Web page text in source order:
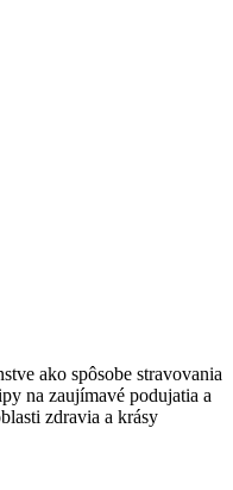
ako spôsobe stravovania
na zaujímavé podujatia a
zdravia a krásy